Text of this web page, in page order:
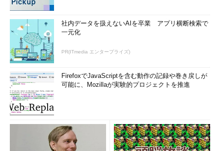
社内データを扱えないAIを卒業 アプリ横断検索で
一元化
PR(ITmedia エンタープライズ)
FirefoxでJavaScriptを含む動作の記録や巻き戻しが
可能に、Mozillaが実験的プロジェクトを推進